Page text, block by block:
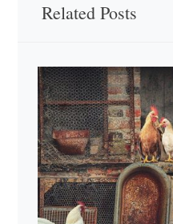
Related Posts